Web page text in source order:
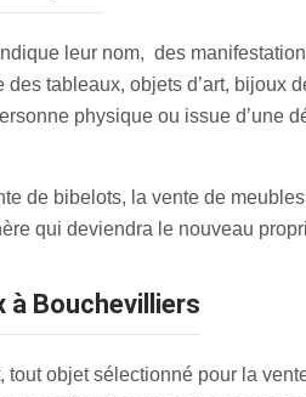
leur nom, des
tableaux, objets d’art, bijoux
physique ou issue d’une
de bibelots, la vente de
qui deviendra le nouveau
à Bouchevilliers
objet sélectionné pour la